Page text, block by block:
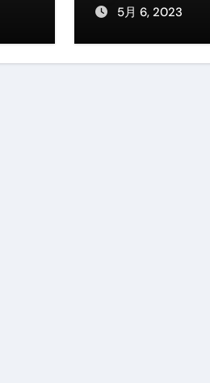
爪切り」完全ガイド：高級クリ
カニ」完全ガイド：ズワイ・タ
5月 6, 2023